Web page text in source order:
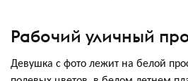
Рабочий уличный
Девушка с фото лежит на белой